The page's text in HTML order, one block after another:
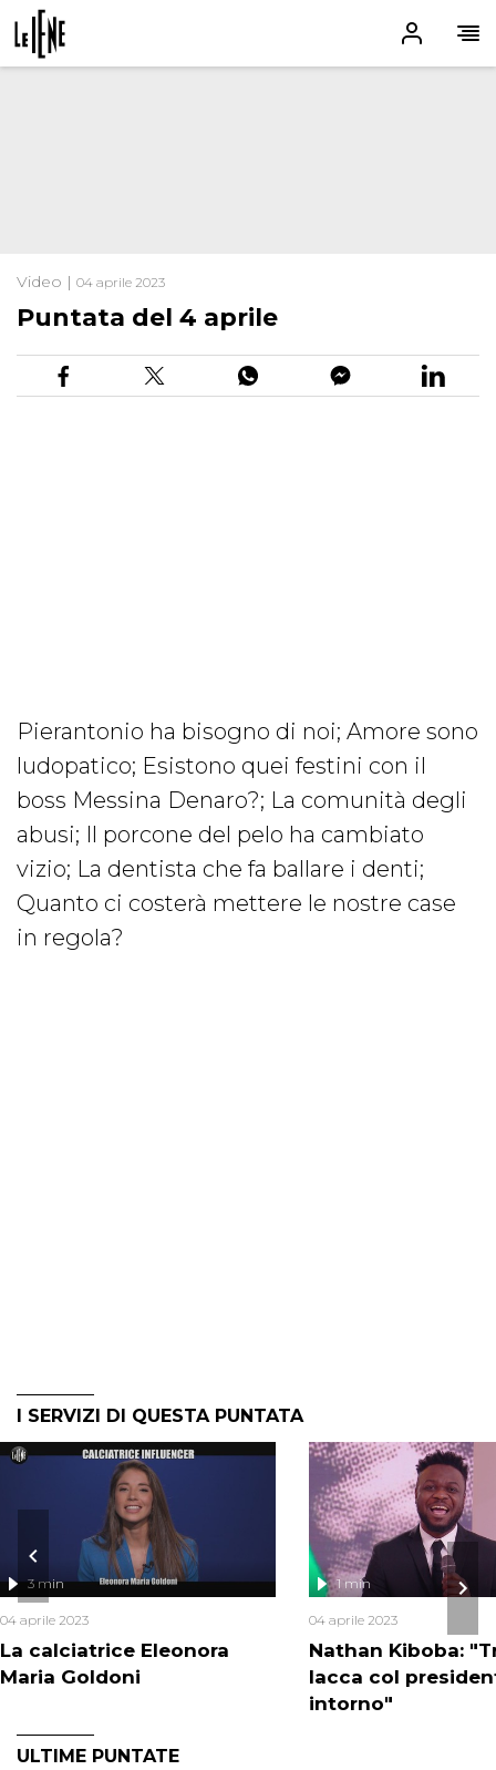
Video | 04 aprile 2023
Puntata del 4 aprile
Pierantonio ha bisogno di noi; Amore sono
ludopatico; Esistono quei festini con il
boss Messina Denaro?; La comunità degli
abusi; Il porcone del pelo ha cambiato
vizio; La dentista che fa ballare i denti;
Quanto ci costerà mettere le nostre case
in regola?
I SERVIZI DI QUESTA PUNTATA
La calciatrice Eleonora
Maria Goldoni
3 min
04 aprile 2023
Nathan Kiboba:
lacca col
intorno"
1 min
04 aprile 2023
ULTIME PUNTATE